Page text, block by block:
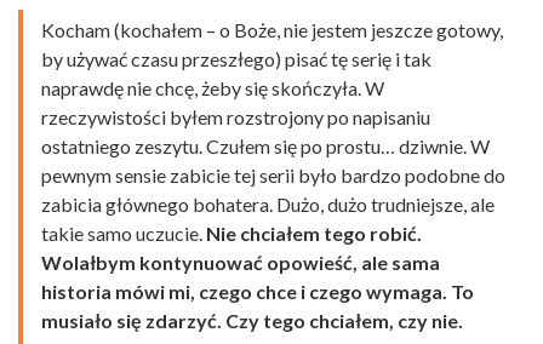
Kocham (kochałem – o Boże, nie jestem jeszcze gotowy,
by używać czasu przeszłego) pisać tę serię i tak
naprawdę nie chcę, żeby się skończyła. W
rzeczywistości byłem rozstrojony po napisaniu
ostatniego zeszytu. Czułem się po prostu… dziwnie. W
pewnym sensie zabicie tej serii było bardzo podobne do
zabicia głównego bohatera. Dużo, dużo trudniejsze, ale
takie samo uczucie. Nie chciałem tego robić.
Wolałbym kontynuować opowieść, ale sama
historia mówi mi, czego chce i czego wymaga. To
musiało się zdarzyć. Czy tego chciałem, czy nie.